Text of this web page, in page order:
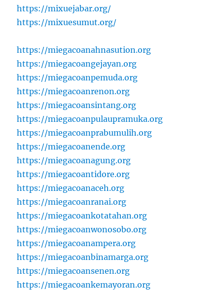
https://mixuejabar.org/
https://mixuesumut.org/
https://miegacoanahnasution.org
https://miegacoangejayan.org
https://miegacoanpemuda.org
https://miegacoanrenon.org
https://miegacoansintang.org
https://miegacoanpulaupramuka.org
https://miegacoanprabumulih.org
https://miegacoanende.org
https://miegacoanagung.org
https://miegacoantidore.org
https://miegacoanaceh.org
https://miegacoanranai.org
https://miegacoankotatahan.org
https://miegacoanwonosobo.org
https://miegacoanampera.org
https://miegacoanbinamarga.org
https://miegacoansenen.org
https://miegacoankemayoran.org